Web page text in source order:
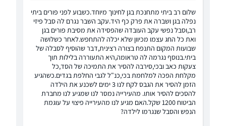
שלום רב ביתי מתחנכת בגן לחינוך מיוחד.כשבוע לפני פורים ביתי
נפלה בגן ושברה את פרק כף היד.עקב השבר נגרם לה סבל פיזי
רב,וסבל נפשי עקב העובדה שהפסידה את מסיבת פורים בגן
ואת כל החג עצמו מכיוון שלא יכלה להתחפש.לאחר כשלושה
שבועות המקום התנפח בצורה רצינית,דבר שהוסיף לסבלה של
ביתי.בנוסף נגרמה לה טראומה,היא התעוררה בלילות תוך
צעקות כאב ובכי,סירבה להסיר את התמיכה של הסד,כל
מקלחת הפכה למלחמת בכי,כנ"ל לגבי החלפת בגדים.כשהגיע
הזמן להסיר את הגבס לקח לנו 3 ימים לשכנע את הילדה
להסכים להסיר אותו. מהעירייה נמסר לנו שמגיע לנו מחברת
הביטוח 1200 שקל.האם מגיע לנו מהעירייה פיצוי על עוגמת
הנפש והסבל שנגרמו לילדה?